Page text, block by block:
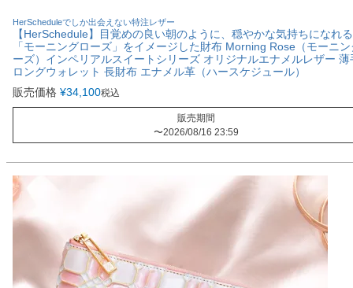
HerScheduleでしか出会えない特注レザー
【HerSchedule】目覚めの良い朝のように、穏やかな気持ちになれ
「モーニングローズ」をイメージした財布 Morning Rose（モーニ
ーズ）インペリアルスイートシリーズ オリジナルエナメルレザー 薄
ロングウォレット 長財布 エナメル革（ハースケジュール）
販売価格 ¥34,100税込
販売期間
〜2026/08/16 23:59